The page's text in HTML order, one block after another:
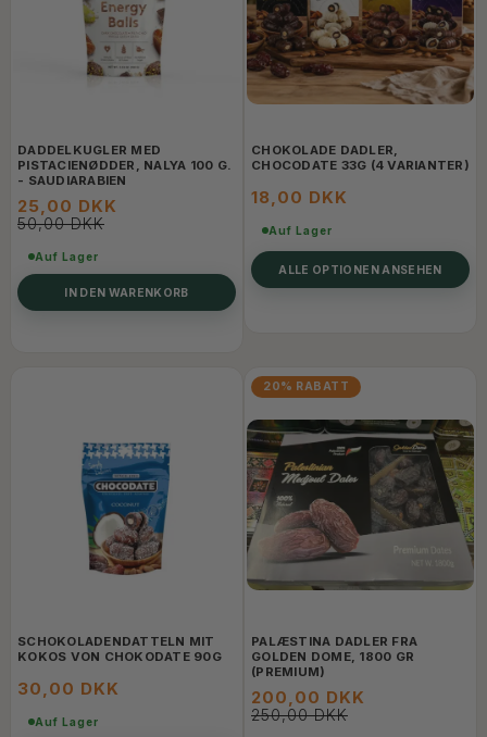
DADDELKUGLER MED
PISTACIENØDDER, NALYA 100 G.
- SAUDIARABIEN
25,00 DKK
50,00 DKK
Auf Lager
IN DEN WARENKORB
CHOKOLADE DADLER,
CHOCODATE 33G (4 VARIANTER)
18,00 DKK
Auf Lager
ALLE OPTIONEN ANSEHEN
SCHOKOLADENDATTELN MIT
KOKOS VON CHOKODATE 90G
30,00 DKK
Auf Lager
20% RABATT
PALÆSTINA DADLER FRA
GOLDEN DOME, 1800 GR
(PREMIUM)
200,00 DKK
250,00 DKK